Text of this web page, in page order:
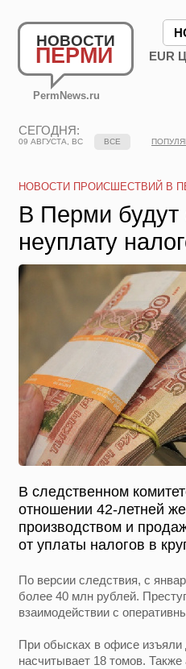
НОВОСТИ
ПЕРМИ
PermNews.ru
EUR
СЕГОДНЯ:
09 АВГУСТА, ВС ВСЕ
НОВОСТИ ПРОИСШЕСТВИЙ В
В Перми будут
неуплату
В следственном
отношении 42-летней
производством и
от уплаты налогов в
По версии следствия, с
более 40 млн рублей.
взаимодействии с
При обысках в офисе изъяли
насчитывает 18 томов.